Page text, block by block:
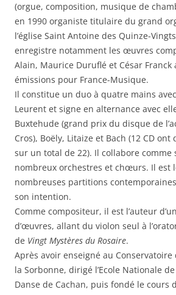
(orgue, composition, musique de
en 1990 organiste titulaire du grand
l’église Saint Antoine des Quinze-
enregistre notamment les œuvres
Alain, Maurice Duruflé et César
émissions pour France-Musique.
Il constitue un duo à quatre mains
Leurent et signe en alternance avec
Buxtehude (grand prix du disque de
Cros), Boëly, Litaize et Bach (12 CD
sur un total de 22). Il collabore comme
nombreux orchestres et chœurs. Il est
nombreuses partitions
son intention.
Comme compositeur, il est l’auteur
d’œuvres, allant du violon seul à
de Vingt Mystères du Rosaire.
Après avoir enseigné au Conservatoire
la Sorbonne, dirigé l’Ecole Nationale
Danse de Cachan, puis fondé le cours